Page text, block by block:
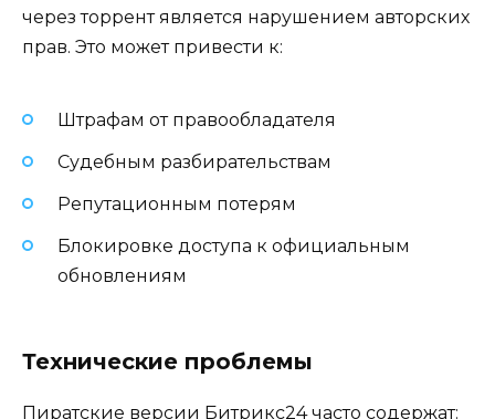
через торрент является нарушением авторских
прав. Это может привести к:
Штрафам от правообладателя
Судебным разбирательствам
Репутационным потерям
Блокировке доступа к официальным
обновлениям
Технические проблемы
Пиратские версии Битрикс24 часто содержат: